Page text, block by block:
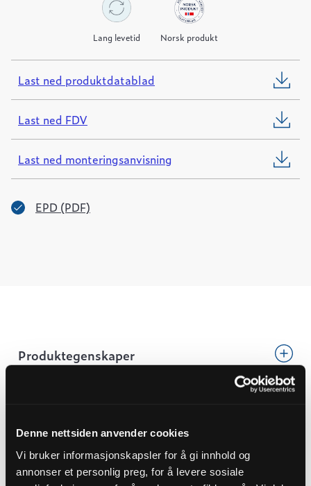
Denne nettsiden anvender cookies
Vi bruker informasjonskapsler for å gi innhold og
annonser et personlig preg, for å levere sosiale
Lang levetid Norsk produkt
Last ned produktdatablad
Last ned FDV
Last ned monteringsanvisning
EPD (PDF)
Produktegenskaper
Tekniske spesifikasjoner